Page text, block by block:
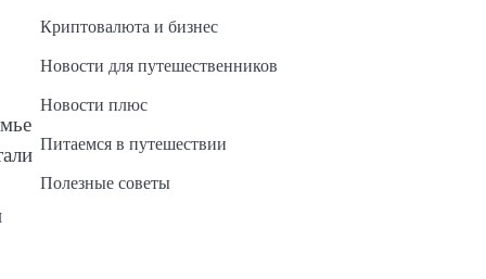
Криптовалюта и бизнес
Новости для путешественников
Новости плюс
Питаемся в путешествии
Полезные советы